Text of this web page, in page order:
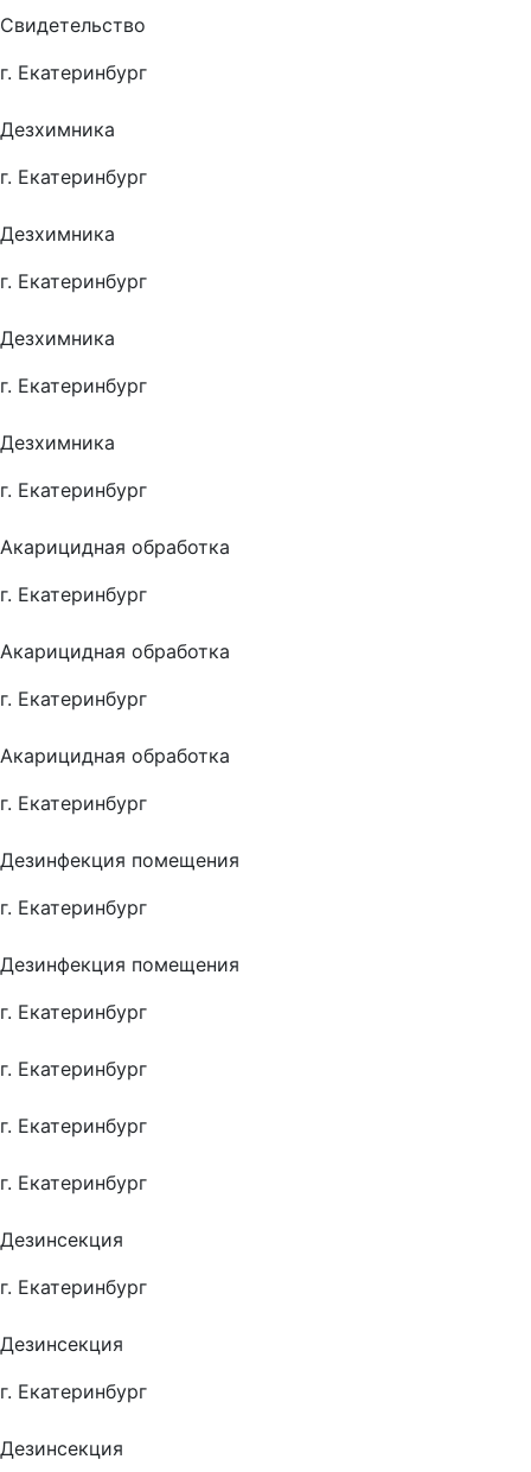
Свидетельство
г. Екатеринбург
Дезхимника
г. Екатеринбург
Дезхимника
г. Екатеринбург
Дезхимника
г. Екатеринбург
Дезхимника
г. Екатеринбург
Акарицидная обработка
г. Екатеринбург
Акарицидная обработка
г. Екатеринбург
Акарицидная обработка
г. Екатеринбург
Дезинфекция помещения
г. Екатеринбург
Дезинфекция помещения
г. Екатеринбург
г. Екатеринбург
г. Екатеринбург
г. Екатеринбург
Дезинсекция
г. Екатеринбург
Дезинсекция
г. Екатеринбург
Дезинсекция